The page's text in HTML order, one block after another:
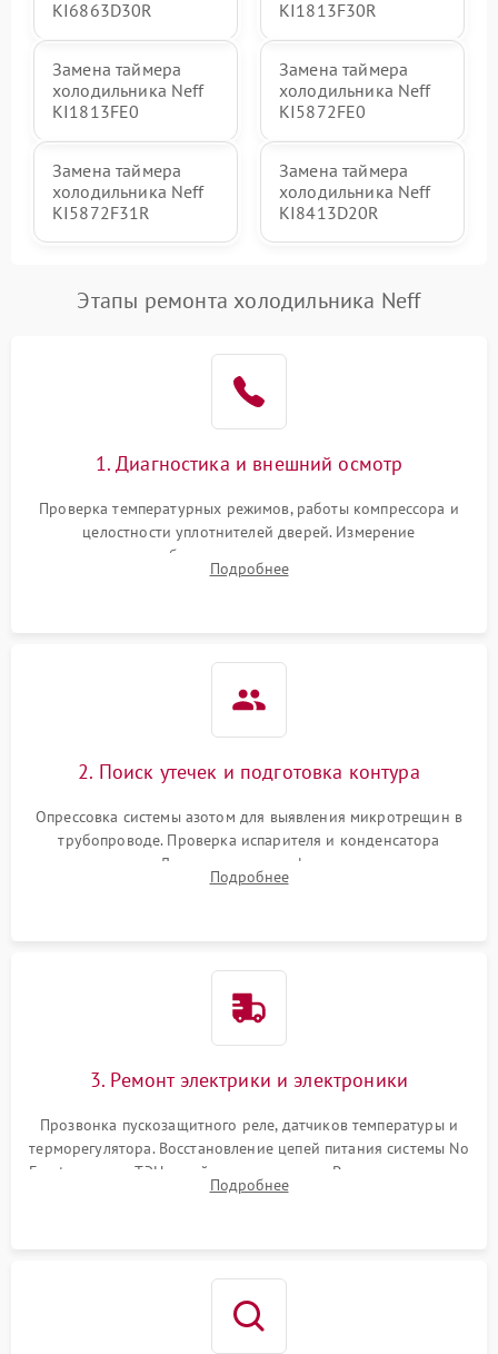
KI6863D30R KI1813F30R
Замена таймера
холодильника Neff
KI1813FE0
Замена таймера
холодильника Neff
KI5872FE0
Замена таймера
холодильника Neff
KI5872F31R
Замена таймера
холодильника Neff
KI8413D20R
Этапы ремонта холодильника Neff
1. Диагностика и внешний осмотр
Проверка температурных режимов, работы компрессора и
целостности уплотнителей дверей. Измерение
сопротивления обмоток мотора, проверка термостата и
считывание кодов ошибок с электронного дисплея.
Подробнее
2. Поиск утечек и подготовка контура
Опрессовка системы азотом для выявления микротрещин в
трубопроводе. Проверка испарителя и конденсатора
течеискателем. Демонтаж старого фильтра-осушителя и
продувка капиллярной трубки для устранения засоров.
Подробнее
3. Ремонт электрики и электроники
Прозвонка пускозащитного реле, датчиков температуры и
терморегулятора. Восстановление цепей питания системы No
Frost, включая ТЭН оттайки и вентилятор. Ремонт или замена
платы управления при сбоях алгоритмов.
Подробнее